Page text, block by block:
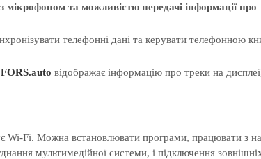
та можливістю передачі інформації про
телефонні дані та керувати телефонною
FORS.auto відображає інформацію про треки на
Wi-Fi. Можна встановлювати програми, працювати з
мультимедійної системи, і підключення